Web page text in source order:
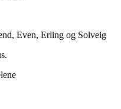
Even, Erling og Solveig